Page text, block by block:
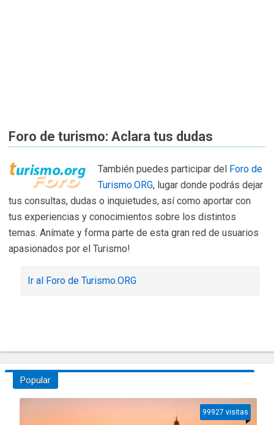
Foro de turismo: Aclara tus dudas
También puedes participar del Foro de
Turismo.ORG, lugar donde podrás dejar
tus consultas, dudas o inquietudes, así como aportar con
tus experiencias y conocimientos sobre los distintos
temas. Anímate y forma parte de esta gran red de usuarios
apasionados por el Turismo!
Ir al Foro de Turismo.ORG
Popular
99927 visitas